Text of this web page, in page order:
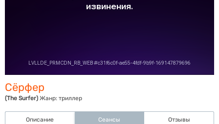
Сёрфер
(The Surfer) Жанр: триллер
Описание Сеансы Отзывы